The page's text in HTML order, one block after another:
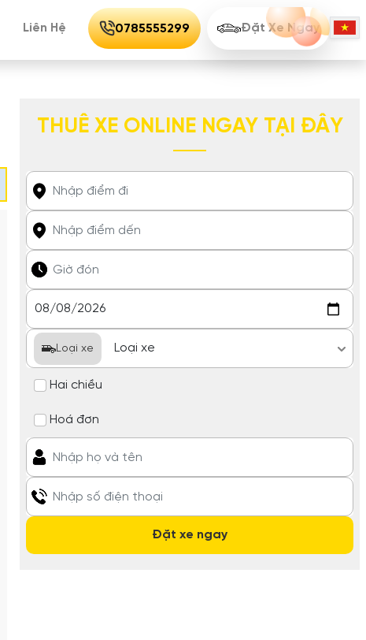
Liên Hệ 0785555299 Đặt Xe Ngay
THUÊ XE ONLINE NGAY TẠI ĐÂY
Loại xe
Hai chiều
Hoá đơn